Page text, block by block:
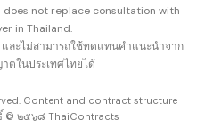
not replace consultation with
in Thailand.
ะไม่สามารถใช้ทดแทนคำแนะนำจาก
ในประเทศไทยได้
Content and contract structure
© ๒๕๖๘ ThaiContracts